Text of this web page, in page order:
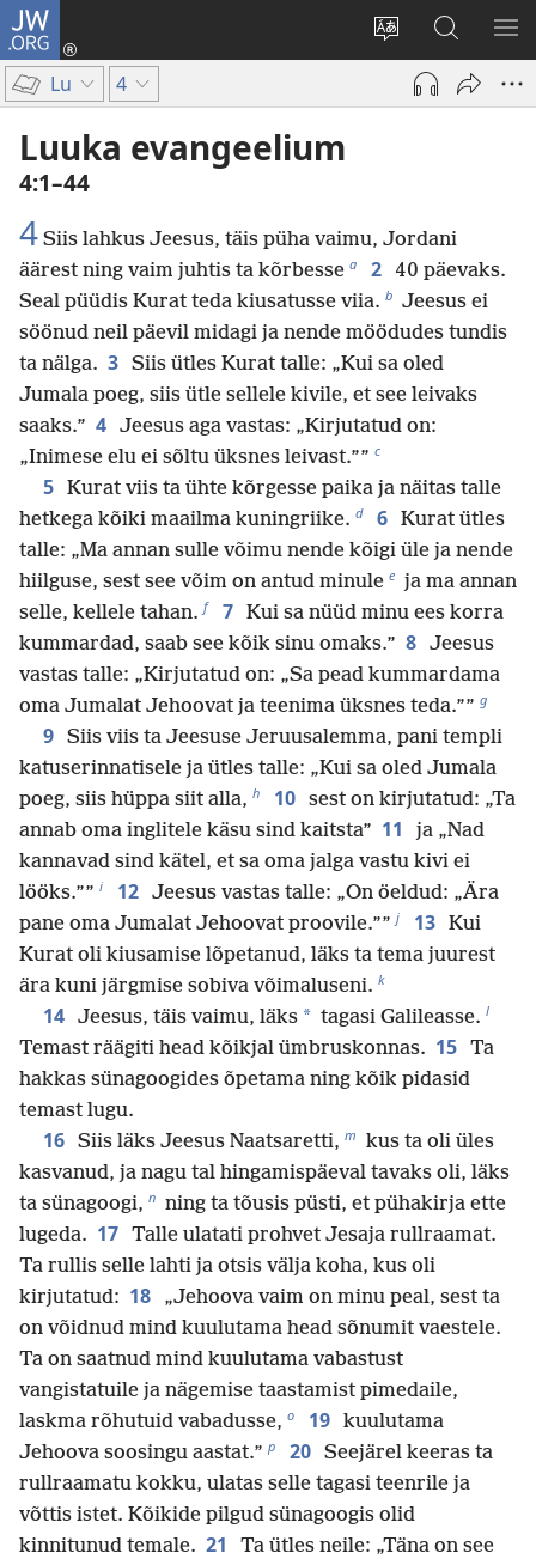
JW.ORG
Muuda
veebisaidi
keelt
Logi
sisse
Otsi
saidilt
JW.ORG
Lu 4
Luuka evangeelium
4:1–44
4 Siis lahkus Jeesus, täis püha vaimu, Jordani
äärest ning vaim juhtis ta kõrbesse a 2
40 päevaks.
Seal püüdis Kurat teda kiusatusse viia. b Jeesus ei
söönud neil päevil midagi ja nende möödudes tundis
ta nälga. 3 Siis ütles Kurat talle: „Kui sa oled
Jumala poeg, siis ütle sellele kivile, et see leivaks
saaks.” 4 Jeesus aga vastas: „Kirjutatud on:
„Inimese elu ei sõltu üksnes leivast.”” c
5 Kurat viis ta ühte kõrgesse paika ja näitas talle
hetkega kõiki maailma kuningriike. d 6 Kurat ütles
talle: „Ma annan sulle võimu nende kõigi üle ja nende
hiilguse, sest see võim on antud minule e ja ma annan
selle, kellele tahan. f 7 Kui sa nüüd minu ees korra
kummardad, saab see kõik sinu omaks.” 8 Jeesus
vastas talle: „Kirjutatud on: „Sa pead kummardama
oma Jumalat Jehoovat ja teenima üksnes teda.”” g
9 Siis viis ta Jeesuse Jeruusalemma, pani templi
katuserinnatisele ja ütles talle: „Kui sa oled Jumala
poeg, siis hüppa siit alla, h 10 sest on kirjutatud: „Ta
annab oma inglitele käsu sind kaitsta” 11
ja „Nad
kannavad sind kätel, et sa oma jalga vastu kivi ei
lööks.”” i 12 Jeesus vastas talle: „On öeldud: „Ära
pane oma Jumalat Jehoovat proovile.”” j 13 Kui
Kurat oli kiusamise lõpetanud, läks ta tema juurest
ära kuni järgmise sobiva võimaluseni. k
14 Jeesus, täis vaimu, läks * tagasi Galileasse. l
Temast räägiti head kõikjal ümbruskonnas. 15 Ta
hakkas sünagoogides õpetama ning kõik pidasid
temast lugu.
16 Siis läks Jeesus Naatsaretti, m kus ta oli üles
kasvanud, ja nagu tal hingamispäeval tavaks oli, läks
ta sünagoogi, n ning ta tõusis püsti, et pühakirja ette
lugeda. 17 Talle ulatati prohvet Jesaja rullraamat.
Ta rullis selle lahti ja otsis välja koha, kus oli
kirjutatud: 18
„Jehoova vaim on minu peal, sest ta
on võidnud mind kuulutama head sõnumit vaestele.
Ta on saatnud mind kuulutama vabastust
vangistatuile ja nägemise taastamist pimedaile,
laskma rõhutuid vabadusse, o 19 kuulutama
Jehoova soosingu aastat.” p 20 Seejärel keeras ta
rullraamatu kokku, ulatas selle tagasi teenrile ja
võttis istet. Kõikide pilgud sünagoogis olid
kinnitunud temale. 21
Ta ütles neile: „Täna on see